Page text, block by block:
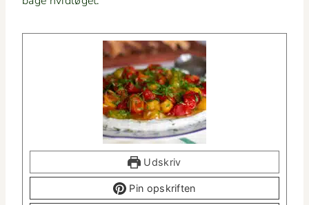
Udskriv
Pin opskriften